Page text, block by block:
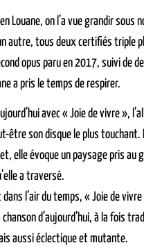
Louane, on l’a vue grandir sous
autre, tous deux certifiés triple
opus paru en 2017, suivi de
a pris le temps de respirer.
avec « Joie de vivre »,
être son disque le plus touchant.
elle évoque un paysage pris au
a traversé.
l’air du temps, « Joie de
d’aujourd’hui, à la fois
aussi éclectique et mutante.